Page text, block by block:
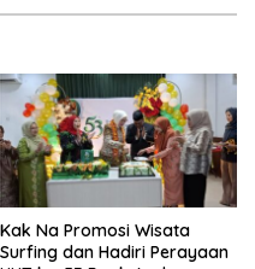
Kak Na Promosi Wisata
Surfing dan Hadiri Perayaan